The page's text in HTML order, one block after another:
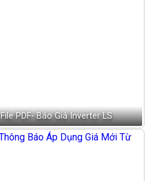
PDF- Báo Giá Inverter LS